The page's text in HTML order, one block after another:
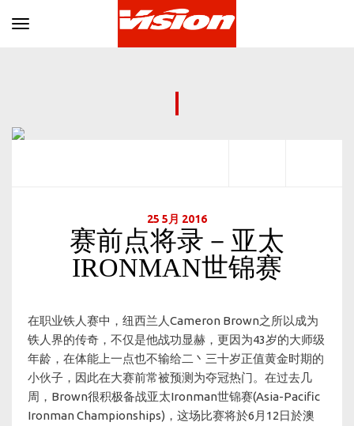
Toggle navigation
25 5月 2016
赛前点将录－亚太
IRONMAN世锦赛
在职业铁人赛中，纽西兰人Cameron Brown之所以成为
铁人界的传奇，不仅是他战功显赫，更因为43岁的大师级
年龄，在体能上一点也不输给二丶三十岁正值黄金时期的
小伙子，因此在大赛前常被预测为夺冠热门。在过去几
周，Brown很积极备战亚太Ironman世锦赛(Asia-Pacific
Ironman Championships)，这场比赛将於6月12日於澳